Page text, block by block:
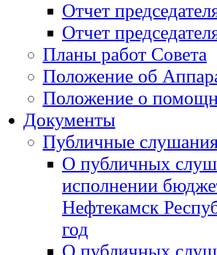
Отчет
Отчет
Планы работ Совета
Положение об
Положение о
Документы
Публичные
О публичных
исполнении
Нефтекамск
год